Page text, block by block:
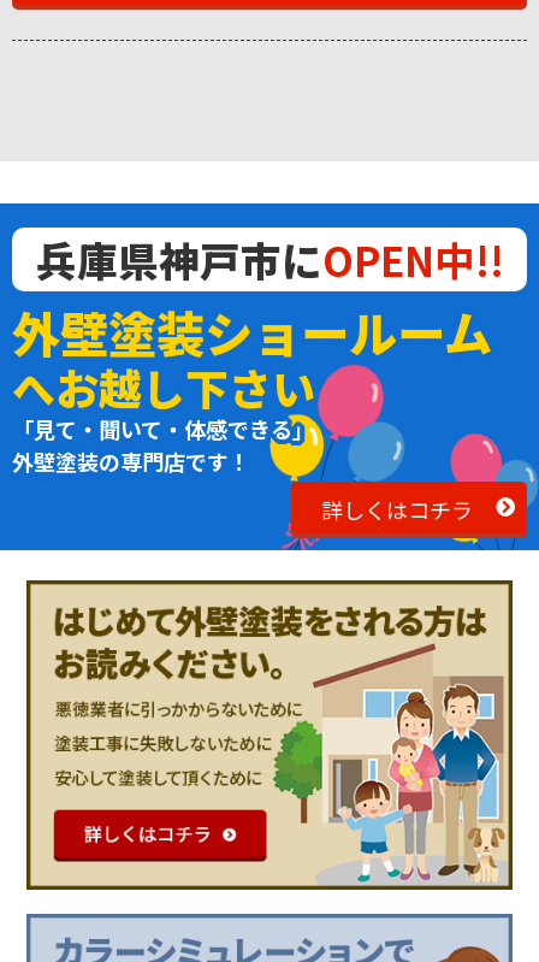
兵庫県神戸市にOPEN中!!
外壁塗装ショールーム
へお越し下さい
「見て・聞いて・体感できる」
外壁塗装の専門店です！
詳しくはコチラ